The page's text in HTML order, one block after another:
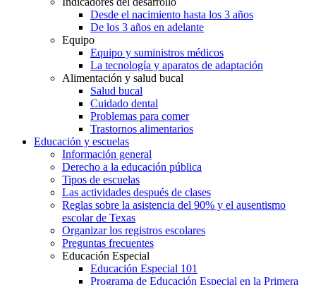
Desde el nacimiento hasta los 3 años
De los 3 años en adelante
Equipo
Equipo y suministros médicos
La tecnología y aparatos de adaptación
Alimentación y salud bucal
Salud bucal
Cuidado dental
Problemas para comer
Trastornos alimentarios
Educación y escuelas
Información general
Derecho a la educación pública
Tipos de escuelas
Las actividades después de clases
Reglas sobre la asistencia del 90% y el ausentismo
escolar de Texas
Organizar los registros escolares
Preguntas frecuentes
Educación Especial
Educación Especial 101
Programa de Educación Especial en la Primera